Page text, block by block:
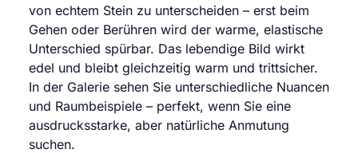
von echtem Stein zu unterscheiden – erst beim
Gehen oder Berühren wird der warme, elastische
Unterschied spürbar. Das lebendige Bild wirkt
edel und bleibt gleichzeitig warm und trittsicher.
In der Galerie sehen Sie unterschiedliche Nuancen
und Raumbeispiele – perfekt, wenn Sie eine
ausdrucksstarke, aber natürliche Anmutung
suchen.